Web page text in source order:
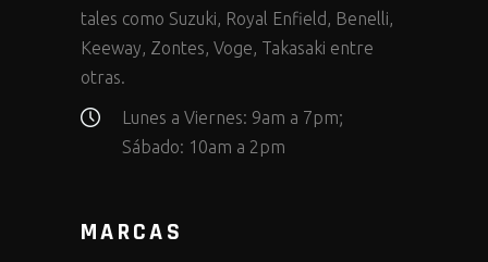
tales como Suzuki, Royal Enfield, Benelli,
Keeway, Zontes, Voge, Takasaki entre
otras.
Lunes a Viernes: 9am a 7pm;
Sábado: 10am a 2pm
MARCAS